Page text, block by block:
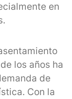
en
los años ha
de
Con la